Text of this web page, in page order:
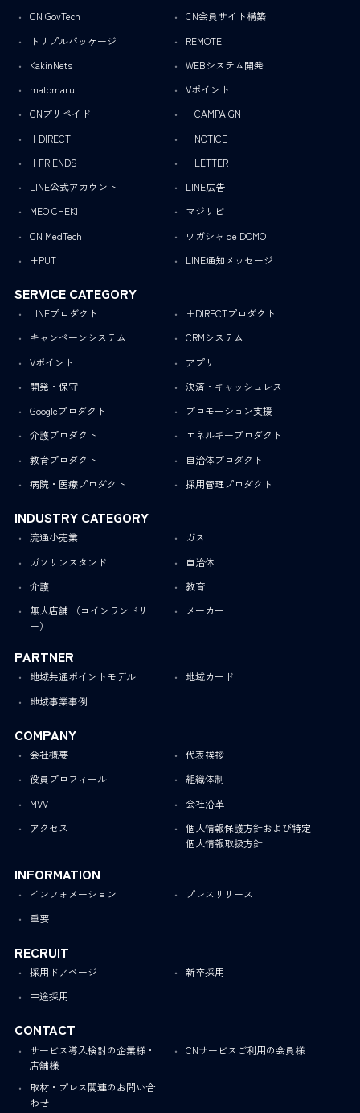
CN GovTech
CN会員サイト構築
トリプルパッケージ
REMOTE
KakinNets
WEBシステム開発
matomaru
Vポイント
CNプリペイド
+CAMPAIGN
+DIRECT
+NOTICE
+FRIENDS
+LETTER
LINE公式アカウント
LINE広告
MEO CHEKI
マジリピ
CN MedTech
ワガシャ de DOMO
+PUT
LINE通知メッセージ
SERVICE CATEGORY
LINEプロダクト
＋DIRECTプロダクト
キャンペーンシステム
CRMシステム
Vポイント
アプリ
開発・保守
決済・キャッシュレス
Googleプロダクト
プロモーション支援
介護プロダクト
エネルギープロダクト
教育プロダクト
自治体プロダクト
病院・医療プロダクト
採用管理プロダクト
INDUSTRY CATEGORY
流通小売業
ガス
ガソリンスタンド
自治体
介護
教育
無人店舗 （コインランドリ
ー）
メーカー
PARTNER
地域共通ポイントモデル
地域カード
地域事業事例
COMPANY
会社概要
代表挨拶
役員プロフィール
組織体制
MVV
会社沿革
アクセス
個人情報保護方針および特定
個人情報取扱方針
INFORMATION
インフォメーション
プレスリリース
重要
RECRUIT
採用ドアページ
新卒採用
中途採用
CONTACT
サービス導入検討の企業様・
店舗様
CNサービスご利用の会員様
取材・プレス関連のお問い合
わせ